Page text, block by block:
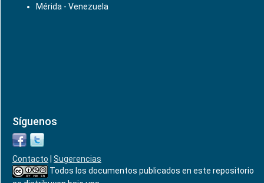
Mérida - Venezuela
Síguenos
Contacto
Sugerencias
Todos los documentos publicados en este repositorio